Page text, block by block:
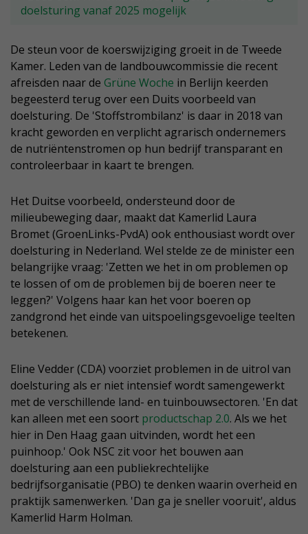
doelsturing vanaf 2025 mogelijk
De steun voor de koerswijziging groeit in de Tweede
Kamer. Leden van de landbouwcommissie die recent
afreisden naar de Grüne Woche in Berlijn keerden
begeesterd terug over een Duits voorbeeld van
doelsturing. De 'Stoffstrombilanz' is daar in 2018 van
kracht geworden en verplicht agrarisch ondernemers
de nutriëntenstromen op hun bedrijf transparant en
controleerbaar in kaart te brengen.
Het Duitse voorbeeld, ondersteund door de
milieubeweging daar, maakt dat Kamerlid Laura
Bromet (GroenLinks-PvdA) ook enthousiast wordt over
doelsturing in Nederland. Wel stelde ze de minister een
belangrijke vraag: 'Zetten we het in om problemen op
te lossen of om de problemen bij de boeren neer te
leggen?' Volgens haar kan het voor boeren op
zandgrond het einde van uitspoelingsgevoelige teelten
betekenen.
Eline Vedder (CDA) voorziet problemen in de uitrol van
doelsturing als er niet intensief wordt samengewerkt
met de verschillende land- en tuinbouwsectoren. 'En dat
kan alleen met een soort productschap 2.0. Als we het
hier in Den Haag gaan uitvinden, wordt het een
puinhoop.' Ook NSC zit voor het bouwen aan
doelsturing aan een publiekrechtelijke
bedrijfsorganisatie (PBO) te denken waarin overheid en
praktijk samenwerken. 'Dan ga je sneller vooruit', aldus
Kamerlid Harm Holman.